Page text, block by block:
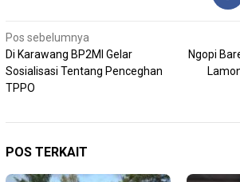
Navigasi
pos
Pos sebelumnya
Di Karawang BP2MI Gelar
Sosialisasi Tentang Penceghan
TPPO
Ngopi
POS TERKAIT